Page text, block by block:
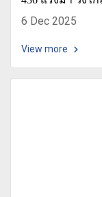
6 Dec 2025
View more